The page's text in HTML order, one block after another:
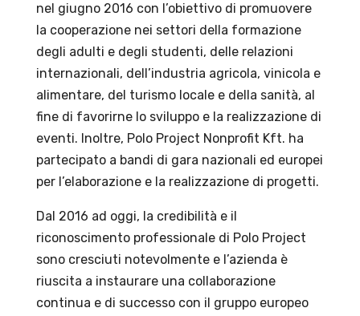
nel giugno 2016 con l’obiettivo di promuovere
la cooperazione nei settori della formazione
degli adulti e degli studenti, delle relazioni
internazionali, dell’industria agricola, vinicola e
alimentare, del turismo locale e della sanità, al
fine di favorirne lo sviluppo e la realizzazione di
eventi. Inoltre, Polo Project Nonprofit Kft. ha
partecipato a bandi di gara nazionali ed europei
per l’elaborazione e la realizzazione di progetti.
Dal 2016 ad oggi, la credibilità e il
riconoscimento professionale di Polo Project
sono cresciuti notevolmente e l’azienda è
riuscita a instaurare una collaborazione
continua e di successo con il gruppo europeo